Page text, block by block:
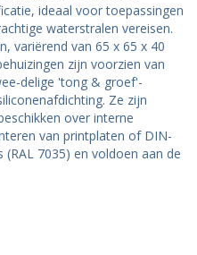
ideaal voor toepassingen
waterstralen vereisen.
variërend van 65 x 65 x 40
zijn voorzien van
delige 'tong & groef'-
Ze zijn
over interne
van printplaten of DIN-
7035) en voldoen aan de